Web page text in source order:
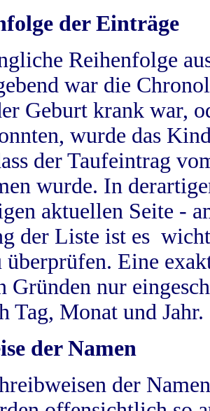
der Einträge
Reihenfolge
war die
Geburt krank war,
wurde das
der Taufeintrag
wurde. In
aktuellen Seite -
der Liste ist es
überprüfen. Eine
Gründen nur
Tag, Monat und Jahr.
der Namen
der